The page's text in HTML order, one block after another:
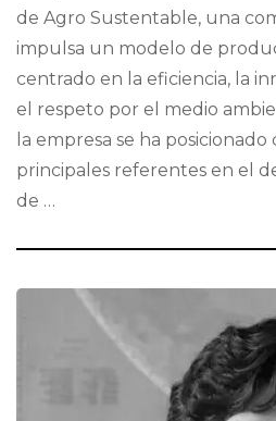
de Agro Sustentable, una
impulsa un modelo de
centrado en la eficiencia, la
el respeto por el medio
la empresa se ha
principales referentes en el
de …